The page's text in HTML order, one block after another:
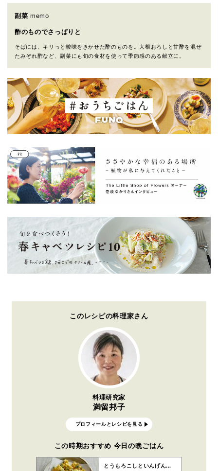
副菜 memo
酢のものでさっぱりと
そばには、キリっと酸味をきかせた酢のものを。大根おろしと甘酢を混ぜ
たみぞれ酢など、副菜にも旬の食材を使って季節感のある献立に。
このレシピの料理家さん
料理研究家
満留邦子
プロフィールとレシピを見る
この時期おすすめ 今日の晩ごはん
とうもろこしといんげん...